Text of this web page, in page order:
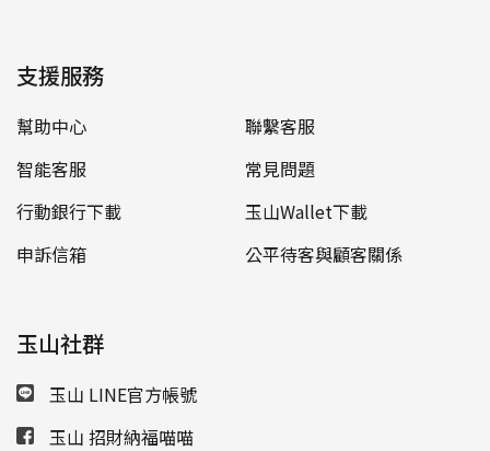
支援服務
幫助中心
聯繫客服
智能客服
常見問題
行動銀行下載
玉山Wallet下載
申訴信箱
公平待客與顧客關係
玉山社群
玉山 LINE官方帳號
玉山 招財納福喵喵